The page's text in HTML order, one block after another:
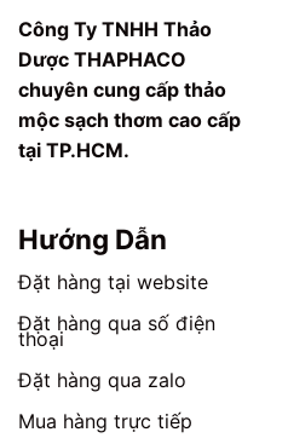
trang
sản
phẩm
Công Ty TNHH Thảo
Dược THAPHACO
chuyên cung cấp thảo
mộc sạch thơm cao cấp
tại TP.HCM.
Hướng Dẫn
Đặt hàng tại website
Đặt hàng qua số điện
thoại
Đặt hàng qua zalo
Mua hàng trực tiếp